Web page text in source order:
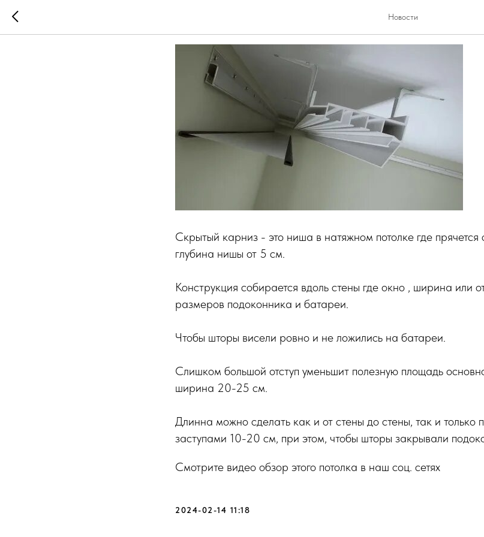
Новости
Скрытые карнизы в натяжных
Скрытый карниз - это ниша в натяжном потолке где
глубина нишы от 5 см.
Конструкция собирается вдоль стены где окно , ширина или
размеров подоконника и батареи.
Чтобы шторы висели ровно и не ложились на батареи.
Слишком большой отступ уменьшит полезную площадь
ширина 20-25 см.
Длинна можно сделать как и от стены до стены, так и
заступами 10-20 см, при этом, чтобы шторы закрывали
Смотрите видео обзор этого потолка в наш соц. сетях
2024-02-14 11:18